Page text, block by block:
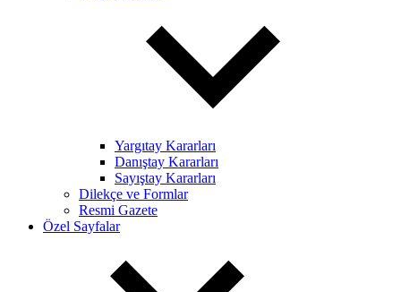
Yargıtay Kararları
Danıştay Kararları
Sayıştay Kararları
Dilekçe ve Formlar
Resmi Gazete
Özel Sayfalar